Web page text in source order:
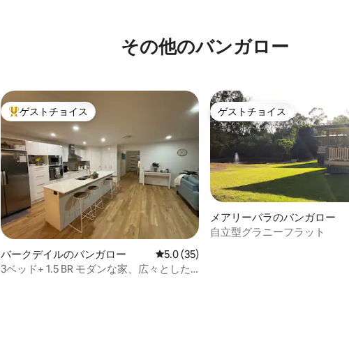
その他のバンガロー
大好評のゲストチョイスです。
ゲストチョイス
バークデイルのバンガロー レビュー35件、5つ星中5.0つ星の平均評価
5.0 (35)
3ベッド+ 1.5 BR モダンな家、広々とした
ゲストチョイス
ゲストチョイス
メアリーバラのバンガロー
自立型グラニーフラット